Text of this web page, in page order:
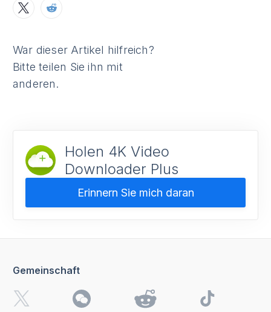
War dieser Artikel hilfreich?
Bitte teilen Sie ihn mit
anderen.
Holen 4K Video
Downloader Plus
Erinnern Sie mich daran
Gemeinschaft